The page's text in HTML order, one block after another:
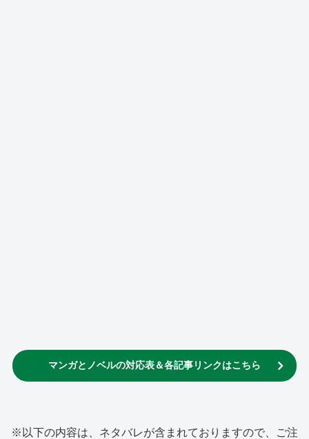
マンガとノベルの対応表＆各記事リンクはこちら
※以下の内容は、ネタバレが含まれておりますので、ご注